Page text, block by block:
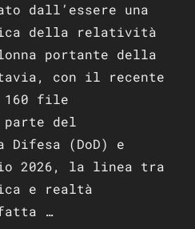
dall’essere una
della relatività
portante della
con il recente
file
del
Difesa (DoD) e
2026, la linea tra
e realtà
…